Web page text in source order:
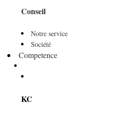
Conseil
Notre service
Société
Competence
KC